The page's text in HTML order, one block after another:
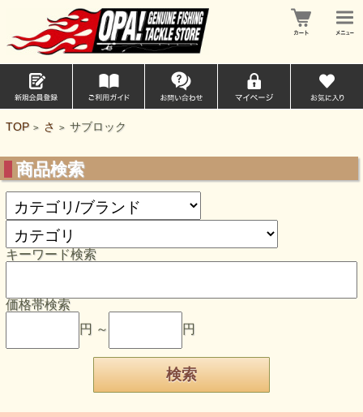
TOP > さ > サブロック
商品検索
キーワード検索
価格帯検索
円 ～
円